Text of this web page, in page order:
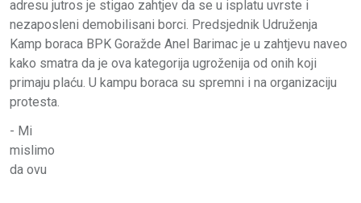
adresu jutros je stigao zahtjev da se u isplatu uvrste i
nezaposleni demobilisani borci. Predsjednik Udruženja
Kamp boraca BPK Goražde Anel Barimac je u zahtjevu naveo
kako smatra da je ova kategorija ugroženija od onih koji
primaju plaću. U kampu boraca su spremni i na organizaciju
protesta.
- Mi
mislimo
da ovu